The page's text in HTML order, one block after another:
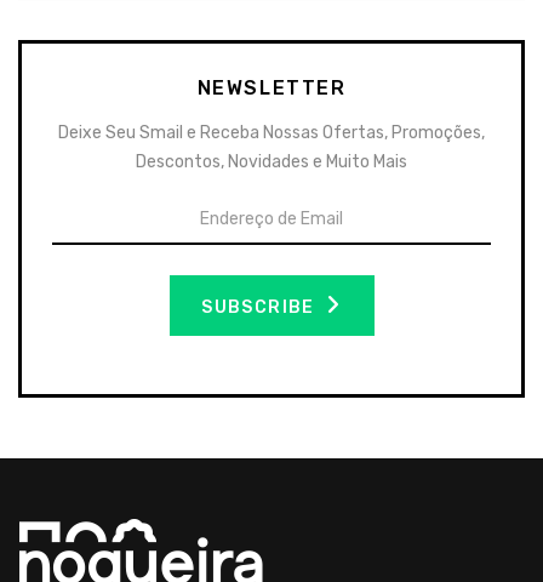
NEWSLETTER
Deixe Seu Smail e Receba Nossas Ofertas, Promoções,
Descontos, Novidades e Muito Mais
SUBSCRIBE